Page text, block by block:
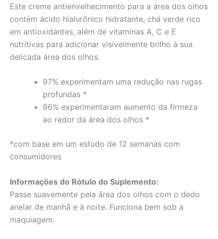
Este creme antienvelhecimento para a área dos olhos
contém ácido hialurônico hidratante, chá verde rico
em antioxidantes, além de vitaminas A, C e E
nutritivas para adicionar visivelmente brilho à sua
delicada área dos olhos.
97% experimentam uma redução nas rugas
profundas *
86% experimentaram aumento da firmeza
ao redor da área dos olhos *
*com base em um estudo de 12 semanas com
consumidores
Informações do Rótulo do Suplemento:
Passe suavemente pela área dos olhos com o dedo
anelar de manhã e à noite. Funciona bem sob a
maquiagem.